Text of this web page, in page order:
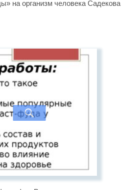
на организм человека Садекова